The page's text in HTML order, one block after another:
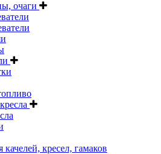
очаги
качелей, кресел, гамаков